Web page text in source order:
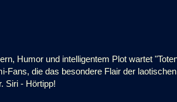
Humor und intelligentem Plot wartet
Fans, die das besondere Flair der
Siri - Hörtipp!